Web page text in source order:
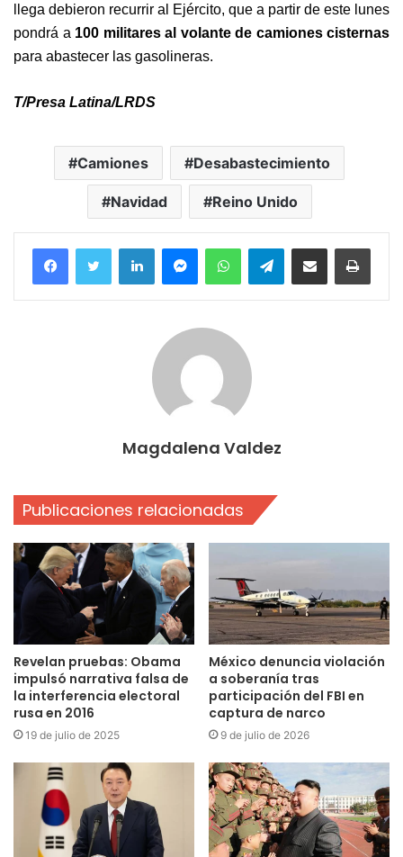
llega debieron recurrir al Ejército, que a partir de este lunes
pondrá a 100 militares al volante de camiones cisternas
para abastecer las gasolineras.
T/Presa Latina/LRDS
Camiones Desabastecimiento
Navidad Reino Unido
FacebookTwitter LinkedInMessengerWhatsAppTelegramCompartir por correo electrónico
Magdalena Valdez
Publicaciones relacionadas
Revelan pruebas: Obama
impulsó narrativa falsa de
la interferencia electoral
rusa en 2016
19 de julio de 2025
México denuncia violación
a soberanía tras
participación del FBI en
captura de narco
9 de julio de 2026